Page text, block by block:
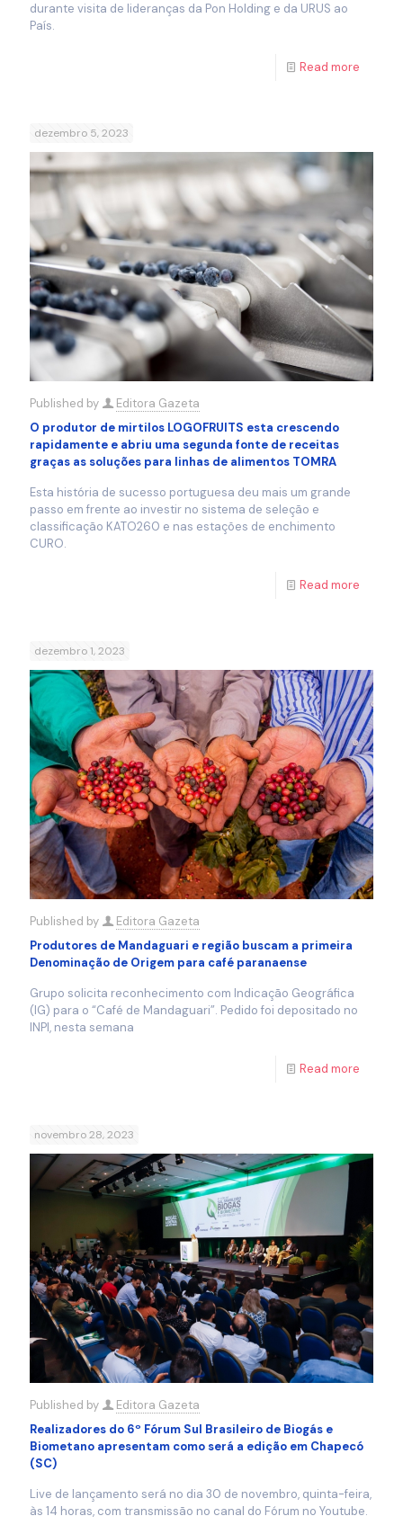
durante visita de lideranças da Pon Holding e da URUS ao
País.
Read more
dezembro 5, 2023
Published by
Editora Gazeta
O produtor de mirtilos LOGOFRUITS esta crescendo
rapidamente e abriu uma segunda fonte de receitas
graças as soluções para linhas de alimentos TOMRA
Esta história de sucesso portuguesa deu mais um grande
passo em frente ao investir no sistema de seleção e
classificação KATO260 e nas estações de enchimento
CURO.
Read more
dezembro 1, 2023
Published by
Editora Gazeta
Produtores de Mandaguari e região buscam a primeira
Denominação de Origem para café paranaense
Grupo solicita reconhecimento com Indicação Geográfica
(IG) para o “Café de Mandaguari”. Pedido foi depositado no
INPI, nesta semana
Read more
novembro 28, 2023
Published by
Editora Gazeta
Realizadores do 6º Fórum Sul Brasileiro de Biogás e
Biometano apresentam como será a edição em Chapecó
(SC)
Live de lançamento será no dia 30 de novembro, quinta-feira,
às 14 horas, com transmissão no canal do Fórum no Youtube.